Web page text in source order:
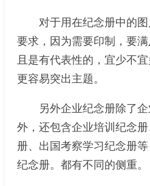
对于用在纪念册中的图
要求，因为需要印制，要
且是有代表性的，宜少不
更容易突出主题。
另外企业纪念册除了企
外，还包含企业培训纪念
册、出国考察学习纪念册
纪念册。都有不同的侧重。